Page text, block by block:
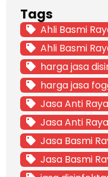
Tags
Ahli Basmi
Ahli Basmi
harga jasa
harga jasa
Jasa Anti
Jasa Anti
Jasa Basmi
Jasa Basmi